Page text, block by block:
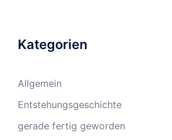
Kategorien
Allgemein
Entstehungsgeschichte
gerade fertig geworden